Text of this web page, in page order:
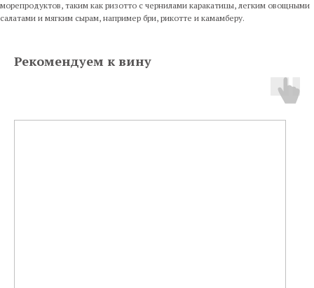
морепродуктов, таким как ризотто с чернилами каракатицы, легким овощными
салатами и мягким сырам, например бри, рикотте и камамберу.
Рекомендуем к вину